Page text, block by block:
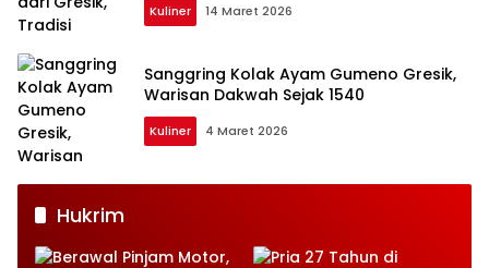
Kuliner 14 Maret 2026
Sanggring Kolak Ayam Gumeno Gresik,
Warisan Dakwah Sejak 1540
Kuliner 4 Maret 2026
Hukrim